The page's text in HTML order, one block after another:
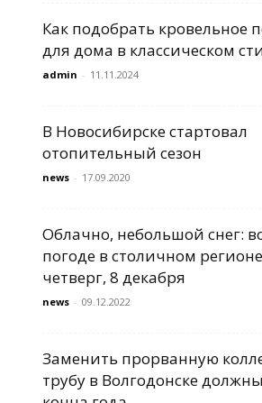
Как подобрать кровельное
для дома в классическом
admin - 11.11.2024
В Новосибирске стартовал
отопительный сезон
news - 17.09.2020
Облачно, небольшой снег:
погоде в столичном
четверг, 8 декабря
news - 09.12.2022
Заменить прорванную
трубу в Волгодонске